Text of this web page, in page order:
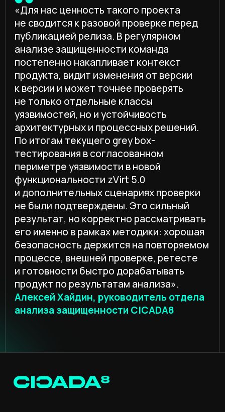
анализа защищенности CICADA8
КОМПАНИЯ
УСЛУГИ
CICADA8 Offensive
CICADA8 DFIR
CICADA8 Сompromise Assessment
CICADA8 AI-Pentest
ПРОДУКТЫ
CICADA8 ETM
CICADA8 Dependency Firewall
CICADA8 Cyber Rating
CICADA8 VM
ООО «АЙТИПИ Сервисы»
Резидент проекта
ИНТЦ «Квантовая долина»